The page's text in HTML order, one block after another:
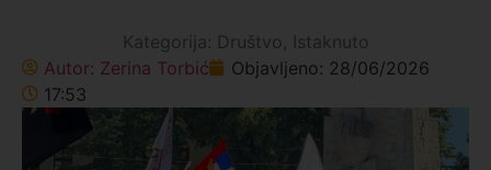
Kategorija: Društvo
Istaknuto
Autor: Zerina Torbić Objavljeno: 28/06/2026
17:53